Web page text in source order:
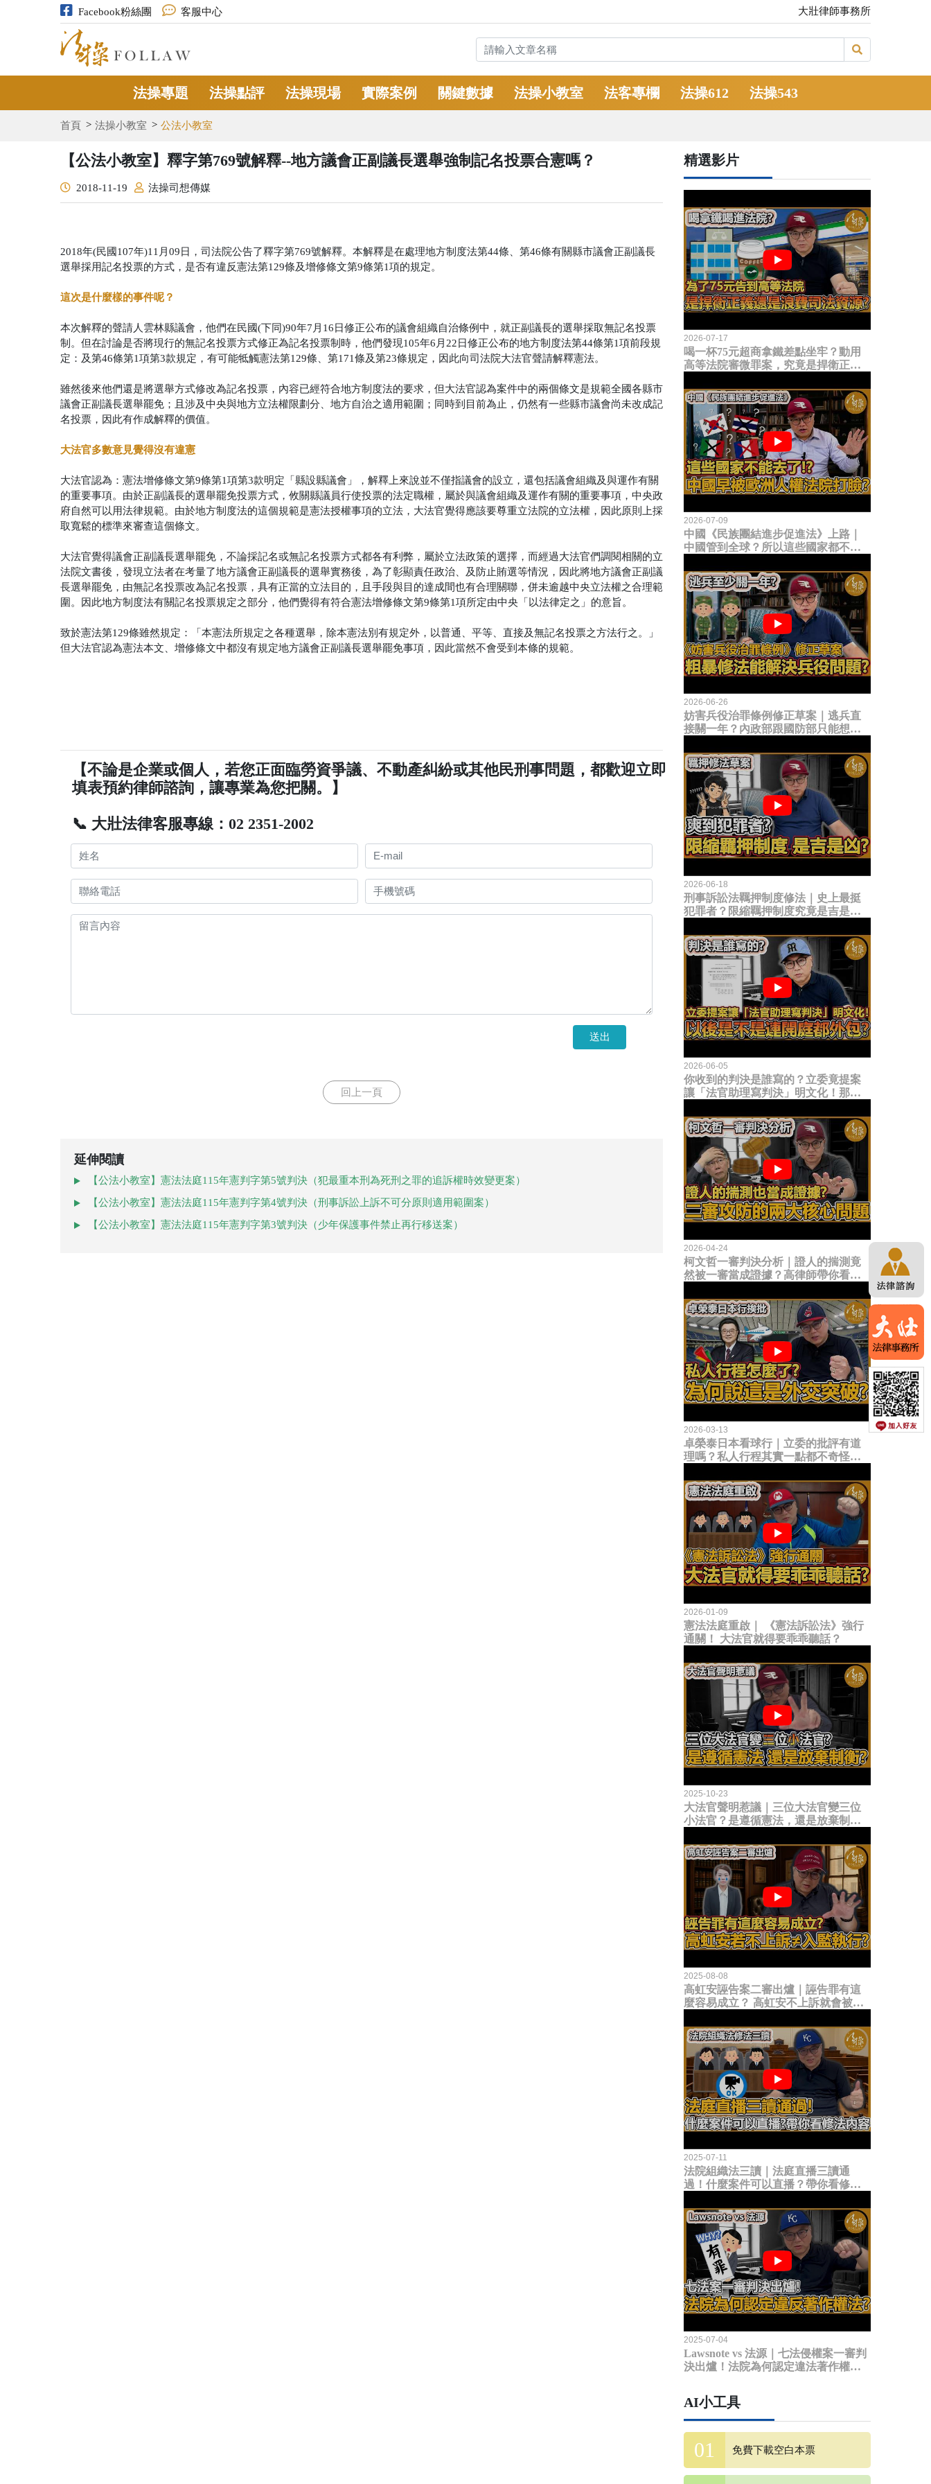
Facebook粉絲團 客服中心 大壯律師事務所
法操專題 法操點評 法操現場 實際案例 關鍵數據 法操小教室 法客專欄 法操612 法操543
首頁 法操小教室 公法小教室
【公法小教室】釋字第769號解釋--地方議會正副議長選舉強制記名投票合憲嗎？
2018-11-19 法操司想傳媒
2018年(民國107年)11月09日，司法院公告了釋字第769號解釋。本解釋是在處理地方制度法第44條、第46條有關縣市議會正副議長
選舉採用記名投票的方式，是否有違反憲法第129條及增修條文第9條第1項的規定。
這次是什麼樣的事件呢？
本次解釋的聲請人雲林縣議會，他們在民國(下同)90年7月16日修正公布的議會組織自治條例中，就正副議長的選舉採取無記名投票
制。但在討論是否將現行的無記名投票方式修正為記名投票制時，他們發現105年6月22日修正公布的地方制度法第44條第1項前段規
定：及第46條第1項第3款規定，有可能牴觸憲法第129條、第171條及第23條規定，因此向司法院大法官聲請解釋憲法。
雖然後來他們還是將選舉方式修改為記名投票，內容已經符合地方制度法的要求，但大法官認為案件中的兩個條文是規範全國各縣市
議會正副議長選舉罷免；且涉及中央與地方立法權限劃分、地方自治之適用範圍；同時到目前為止，仍然有一些縣市議會尚未改成記
名投票，因此有作成解釋的價值。
大法官多數意見覺得沒有違憲
大法官認為：憲法增修條文第9條第1項第3款明定「縣設縣議會」，解釋上來說並不僅指議會的設立，還包括議會組織及與運作有關
的重要事項。由於正副議長的選舉罷免投票方式，攸關縣議員行使投票的法定職權，屬於與議會組織及運作有關的重要事項，中央政
府自然可以用法律規範。由於地方制度法的這個規範是憲法授權事項的立法，大法官覺得應該要尊重立法院的立法權，因此原則上採
取寬鬆的標準來審查這個條文。
大法官覺得議會正副議長選舉罷免，不論採記名或無記名投票方式都各有利弊，屬於立法政策的選擇，而經過大法官們調閱相關的立
法院文書後，發現立法者在考量了地方議會正副議長的選舉實務後，為了彰顯責任政治、及防止賄選等情況，因此將地方議會正副議
長選舉罷免，由無記名投票改為記名投票，具有正當的立法目的，且手段與目的達成間也有合理關聯，併未逾越中央立法權之合理範
圍。因此地方制度法有關記名投票規定之部分，他們覺得有符合憲法增修條文第9條第1項所定由中央「以法律定之」的意旨。
致於憲法第129條雖然規定：「本憲法所規定之各種選舉，除本憲法別有規定外，以普通、平等、直接及無記名投票之方法行之。」
但大法官認為憲法本文、增修條文中都沒有規定地方議會正副議長選舉罷免事項，因此當然不會受到本條的規範。
【不論是企業或個人，若您正面臨勞資爭議、不動產糾紛或其他民刑事問題，都歡迎立即
填表預約律師諮詢，讓專業為您把關。】
📞 大壯法律客服專線：02 2351-2002
送出
回上一頁
延伸閱讀
【公法小教室】憲法法庭115年憲判字第5號判決（犯最重本刑為死刑之罪的追訴權時效變更案）
【公法小教室】憲法法庭115年憲判字第4號判決（刑事訴訟上訴不可分原則適用範圍案）
【公法小教室】憲法法庭115年憲判字第3號判決（少年保護事件禁止再行移送案）
精選影片
2026-07-17
喝一杯75元超商拿鐵差點坐牢？動用
高等法院審微罪案，究竟是捍衛正義
2026-07-09
中國《民族團結進步促進法》上路｜
中國管到全球？所以這些國家都不能
臉？
2026-06-26
妨害兵役治罪條例修正草案｜逃兵直
接關一年？內政部跟國防部只能想到
題？
2026-06-18
刑事訴訟法羈押制度修法｜史上最挺
犯罪者？限縮羈押制度究竟是吉是
2026-06-05
你收到的判決是誰寫的？立委竟提案
讓「法官助理寫判決」明文化！那以
2026-04-24
柯文哲一審判決分析｜證人的揣測竟
然被一審當成證據？高律師帶你看未
2026-03-13
卓榮泰日本看球行｜立委的批評有道
理嗎？私人行程其實一點都不奇怪？
2026-01-09
憲法法庭重啟｜ 《憲法訴訟法》強行
通關！ 大法官就得要乖乖聽話？
2025-10-23
大法官聲明惹議｜三位大法官變三位
小法官？是遵循憲法，還是放棄制衡
2025-08-08
高虹安誣告案二審出爐｜誣告罪有這
麼容易成立？ 高虹安不上訴就會被
2025-07-11
法院組織法三讀｜法庭直播三讀通
過！什麼案件可以直播？帶你看修法
2025-07-04
Lawsnote vs 法源｜七法侵權案一審判
決出爐！法院為何認定違法著作權
AI小工具
免費下載空白本票